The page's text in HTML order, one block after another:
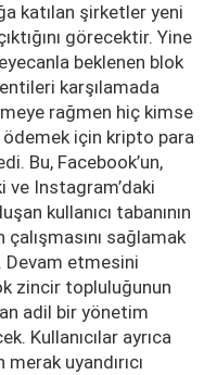
katılan şirketler yeni
görecektir. Yine
beklenen blok
karşılamada
rağmen hiç kimse
için kripto para
Bu, Facebook’un,
ve Instagram’daki
kullanıcı tabanının
sağlamak
Devam etmesini
zincir topluluğunun
adil bir yönetim
Kullanıcılar ayrıca
uyandırıcı